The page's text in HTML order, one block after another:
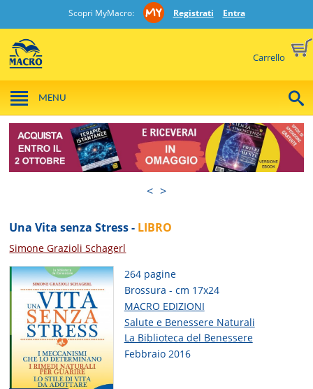
Scopri MyMacro: Registrati Entra
Carrello
MENU
< >
Una Vita senza Stress - LIBRO
Simone Grazioli Schagerl
264 pagine
Brossura - cm 17x24
MACRO EDIZIONI
Salute e Benessere Naturali
La Biblioteca del Benessere
Febbraio 2016